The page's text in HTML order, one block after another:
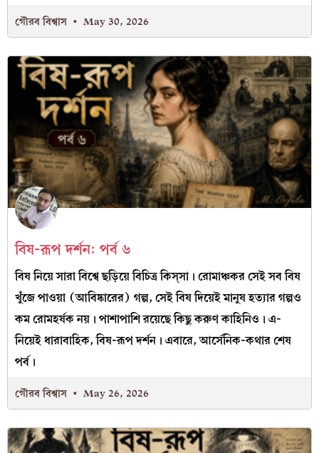
গৌরব বিশ্বাস May 30, 2026
বিষ-রূপ দর্শন: পর্ব ৬
বিষ নিয়ে সারা বিশ্বে ছড়িয়ে বিচিত্র কিস্‌সা। রোমাঞ্চকর সেই সব বিষ
খুঁজে পাওয়া (আবিষ্কারের) গল্প, সেই বিষ দিয়েই মানুষ হত্যার গল্পও
কম রোমহর্ষক নয়। পাশাপাশি রয়েছে কিছু করুণ কাহিনিও। এ-
নিয়েই ধারাবাহিক, বিষ-রূপ দর্শন। এবারে, আর্সেনিক-কথার শেষ
পর্ব।
গৌরব বিশ্বাস May 26, 2026